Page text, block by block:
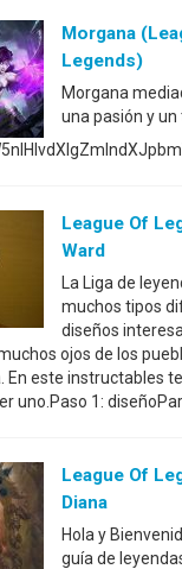
Morgana
Legends)
Morgana
una pasión y un
League Of
Ward
La Liga de
muchos tipos
diseños
ojos de los
En este instructables
uno.Paso 1:
League Of
Diana
Hola y
guía de